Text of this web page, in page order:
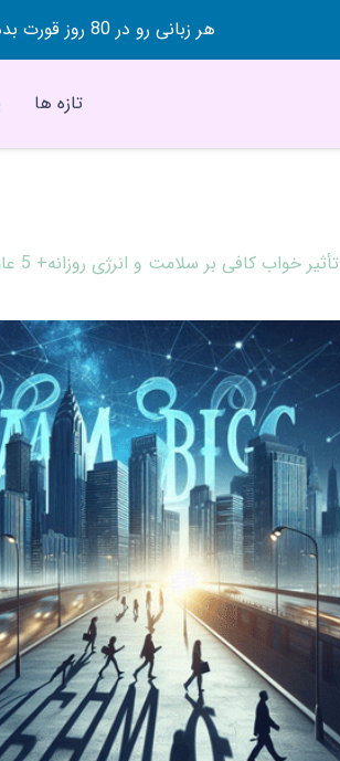
هر زبانی رو در 80 روز قورت بده و به رویای مهاجرتت برس ...
تازه ها
تأثیر خواب کافی بر سلامت و انرژی روزانه+ 5 عامل مؤثر در خواب